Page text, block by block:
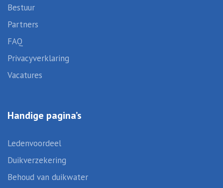
Bestuur
Partners
FAQ
Privacyverklaring
Vacatures
Handige pagina’s
Ledenvoordeel
Duikverzekering
Behoud van duikwater